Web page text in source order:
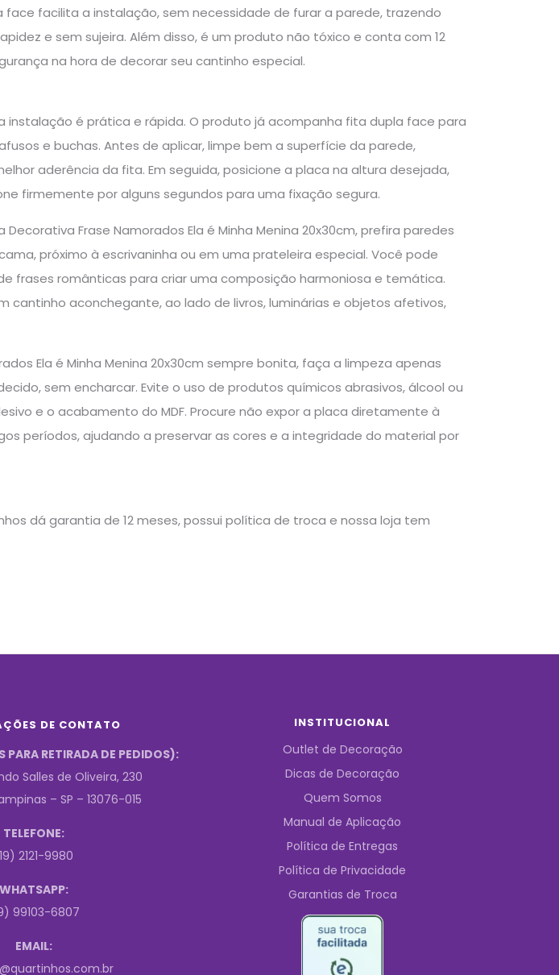
facilita a instalação, sem necessidade de furar a parede, trazendo
e sem sujeira. Além disso, é um produto não tóxico e conta com 12
na hora de decorar seu cantinho especial.
instalação é prática e rápida. O produto já acompanha fita dupla face para
e buchas. Antes de aplicar, limpe bem a superfície da parede,
aderência da fita. Em seguida, posicione a placa na altura desejada,
firmemente por alguns segundos para uma fixação segura.
Frase Namorados Ela é Minha Menina 20x30cm, prefira paredes
próximo à escrivaninha ou em uma prateleira especial. Você pode
frases românticas para criar uma composição harmoniosa e temática.
cantinho aconchegante, ao lado de livros, luminárias e objetos afetivos,
Ela é Minha Menina 20x30cm sempre bonita, faça a limpeza apenas
sem encharcar. Evite o uso de produtos químicos abrasivos, álcool ou
e o acabamento do MDF. Procure não expor a placa diretamente à
períodos, ajudando a preservar as cores e a integridade do material por
dá garantia de 12 meses, possui política de troca e nossa loja tem
DE CONTATO
PARA RETIRADA DE PEDIDOS):
Salles de Oliveira, 230
– SP – 13076-015
TELEFONE:
2121-9980
WHATSAPP:
99103-6807
EMAIL:
INSTITUCIONAL
Outlet de Decoração
Dicas de Decoração
Quem Somos
Manual de Aplicação
Política de Entregas
Política de Privacidade
Garantias de Troca